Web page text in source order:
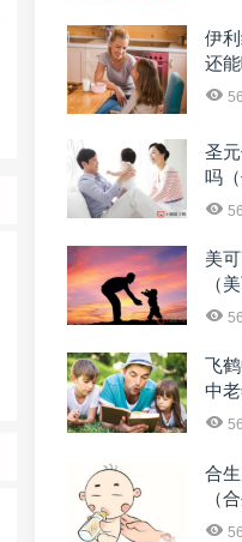
伊
还
圣
吗
美
（
飞
中
合
（